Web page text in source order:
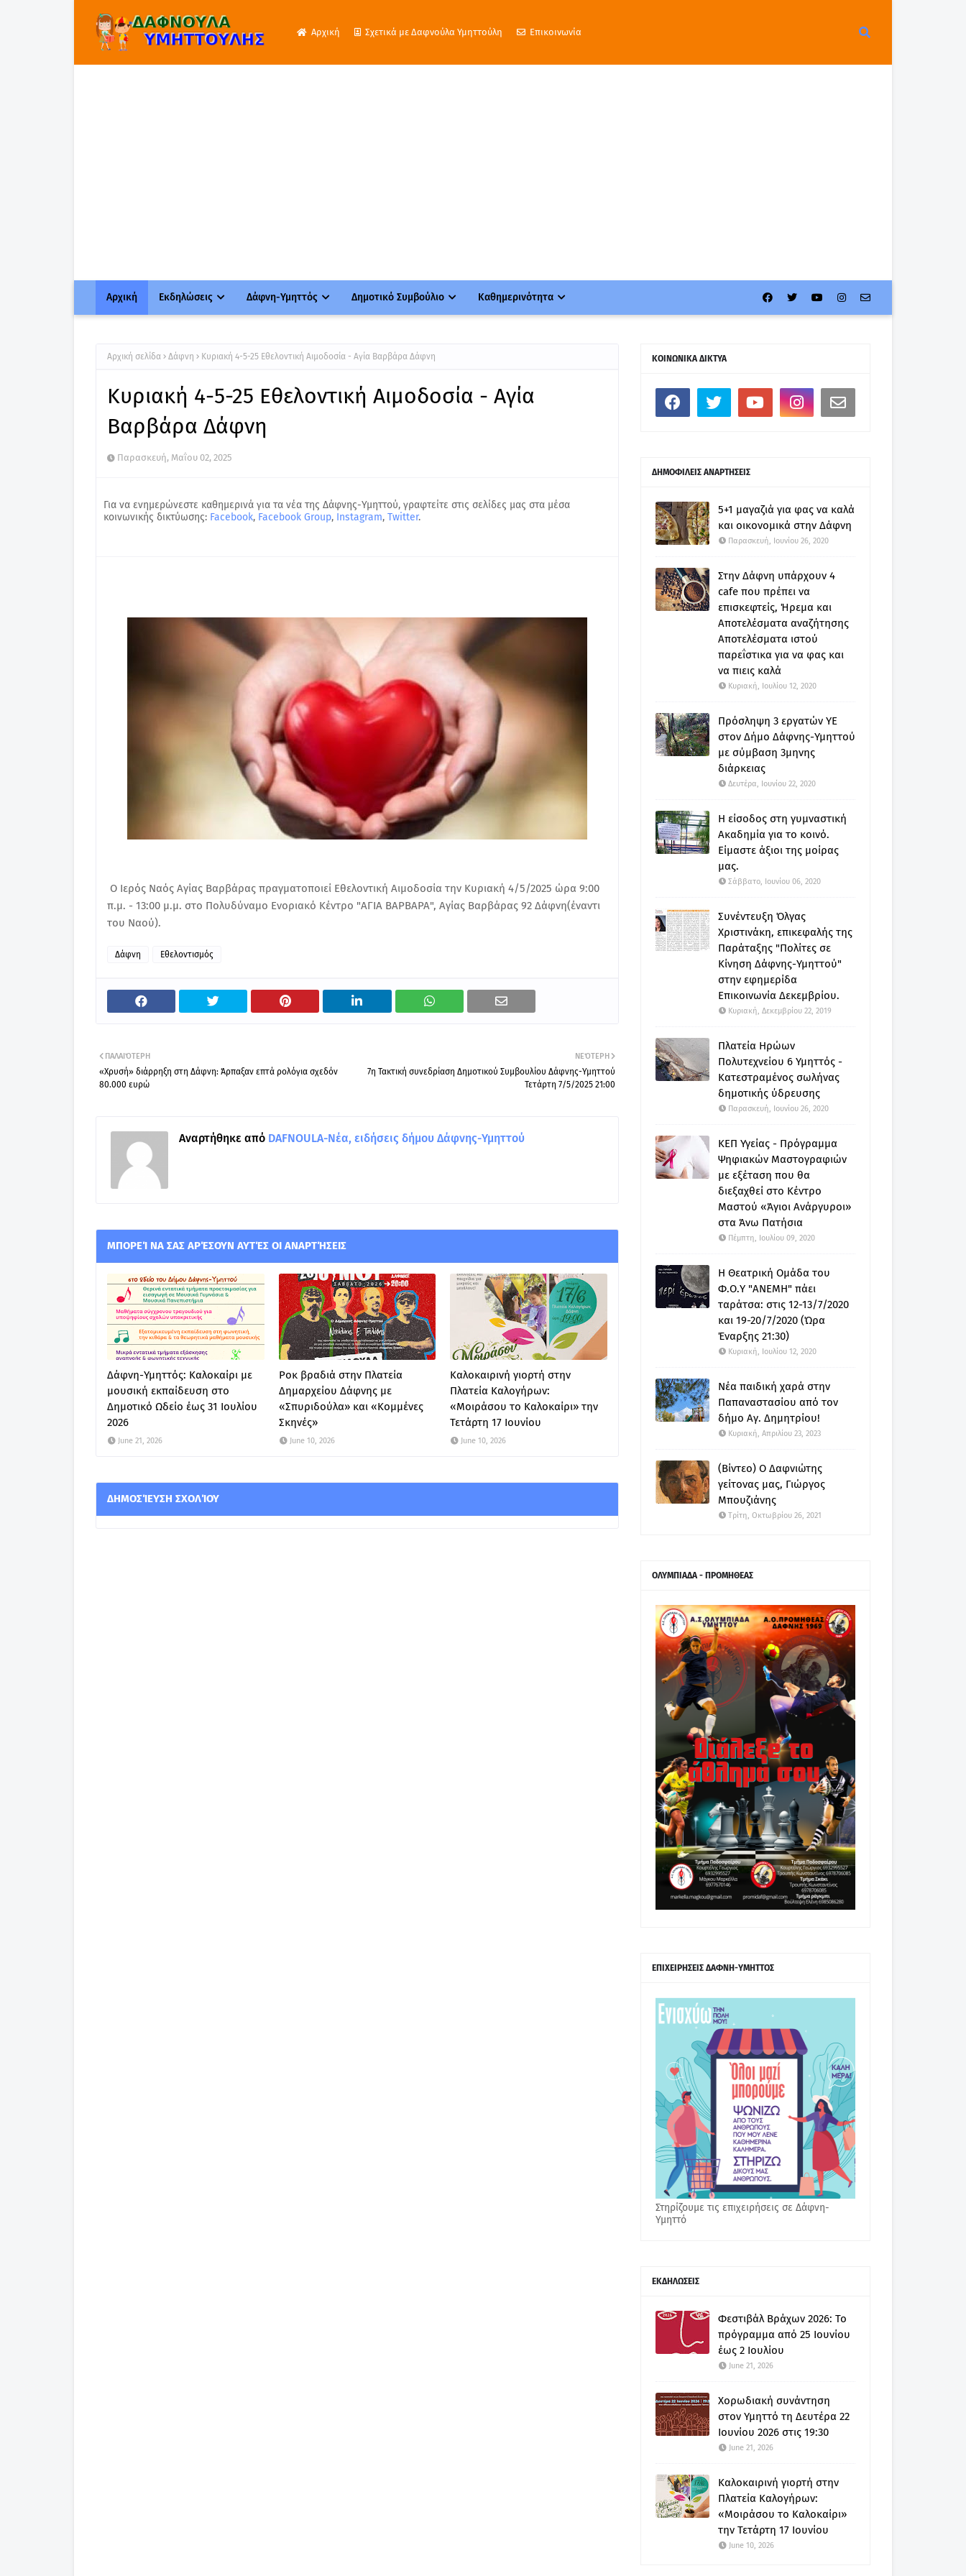
Αρχική Σχετικά με Δαφνούλα Υμηττούλη Επικοινωνία
Αρχική Εκδηλώσεις Δάφνη-Υμηττός Δημοτικό Συμβούλιο Καθημερινότητα
Αρχική σελίδα Δάφνη Κυριακή 4-5-25 Εθελοντική Αιμοδοσία - Αγία Βαρβάρα Δάφνη
Κυριακή 4-5-25 Εθελοντική Αιμοδοσία - Αγία
Βαρβάρα Δάφνη
Παρασκευή, Μαΐου 02, 2025
Για να ενημερώνεστε καθημερινά για τα νέα της Δάφνης-Υμηττού, γραφτείτε στις σελίδες μας στα μέσα
κοινωνικής δικτύωσης: Facebook, Facebook Group, Instagram, Twitter.
Ο Ιερός Ναός Αγίας Βαρβάρας πραγματοποιεί Εθελοντική Αιμοδοσία την Κυριακή 4/5/2025 ώρα 9:00
π.μ. - 13:00 μ.μ. στο Πολυδύναμο Ενοριακό Κέντρο "ΑΓΙΑ ΒΑΡΒΑΡΑ", Αγίας Βαρβάρας 92 Δάφνη(έναντι
του Ναού).
Δάφνη Εθελοντισμός
ΝΕΌΤΕΡΗ
7η Τακτική συνεδρίαση Δημοτικού Συμβουλίου Δάφνης-Υμηττού
Τετάρτη 7/5/2025 21:00
ΠΑΛΑΙΌΤΕΡΗ
«Χρυσή» διάρρηξη στη Δάφνη: Άρπαξαν επτά ρολόγια σχεδόν
80.000 ευρώ
Αναρτήθηκε από DAFNOULA-Νέα, ειδήσεις δήμου Δάφνης-Υμηττού
ΜΠΟΡΕΊ ΝΑ ΣΑΣ ΑΡΈΣΟΥΝ ΑΥΤΈΣ ΟΙ ΑΝΑΡΤΉΣΕΙΣ
Δάφνη-Υμηττός: Καλοκαίρι με
μουσική εκπαίδευση στο
Δημοτικό Ωδείο έως 31 Ιουλίου
2026
June 21, 2026
Ροκ βραδιά στην Πλατεία
Δημαρχείου Δάφνης με
«Σπυριδούλα» και «Κομμένες
Σκηνές»
June 10, 2026
Καλοκαιρινή γιορτή στην
Πλατεία Καλογήρων:
«Μοιράσου το Καλοκαίρι» την
Τετάρτη 17 Ιουνίου
June 10, 2026
ΔΗΜΟΣΊΕΥΣΗ ΣΧΟΛΊΟΥ
ΚΟΙΝΩΝΙΚΑ ΔΙΚΤΥΑ
ΔΗΜΟΦΙΛΕΙΣ ΑΝΑΡΤΗΣΕΙΣ
5+1 μαγαζιά για φας να καλά
και οικονομικά στην Δάφνη
Παρασκευή, Ιουνίου 26, 2020
Στην Δάφνη υπάρχουν 4
cafe που πρέπει να
επισκεφτείς, Ήρεμα και
Αποτελέσματα αναζήτησης
Αποτελέσματα ιστού
παρεΐστικα για να φας και
να πιεις καλά
Κυριακή, Ιουλίου 12, 2020
Πρόσληψη 3 εργατών ΥΕ
στον Δήμο Δάφνης-Υμηττού
με σύμβαση 3μηνης
διάρκειας
Δευτέρα, Ιουνίου 22, 2020
Η είσοδος στη γυμναστική
Ακαδημία για το κοινό.
Είμαστε άξιοι της μοίρας
μας.
Σάββατο, Ιουνίου 06, 2020
Συνέντευξη Όλγας
Χριστινάκη, επικεφαλής της
Παράταξης "Πολίτες σε
Κίνηση Δάφνης-Υμηττού"
στην εφημερίδα
Επικοινωνία Δεκεμβρίου.
Κυριακή, Δεκεμβρίου 22, 2019
Πλατεία Ηρώων
Πολυτεχνείου 6 Υμηττός -
Κατεστραμένος σωλήνας
δημοτικής ύδρευσης
Παρασκευή, Ιουνίου 26, 2020
ΚΕΠ Υγείας - Πρόγραμμα
Ψηφιακών Μαστογραφιών
με εξέταση που θα
διεξαχθεί στο Κέντρο
Μαστού «Άγιοι Ανάργυροι»
στα Άνω Πατήσια
Πέμπτη, Ιουλίου 09, 2020
Η Θεατρική Ομάδα του
Φ.Ο.Υ "ΑΝΕΜΗ" πάει
ταράτσα: στις 12-13/7/2020
και 19-20/7/2020 (Ώρα
Έναρξης 21:30)
Κυριακή, Ιουλίου 12, 2020
Νέα παιδική χαρά στην
Παπαναστασίου από τον
δήμο Αγ. Δημητρίου!
Κυριακή, Απριλίου 23, 2023
(Βίντεο) Ο Δαφνιώτης
γείτονας μας, Γιώργος
Μπουζιάνης
Τρίτη, Οκτωβρίου 26, 2021
ΟΛΥΜΠΙΑΔΑ - ΠΡΟΜΗΘΕΑΣ
ΕΠΙΧΕΙΡΗΣΕΙΣ ΔΑΦΝΗ-ΥΜΗΤΤΟΣ
Στηρίζουμε τις επιχειρήσεις σε Δάφνη-
Υμηττό
ΕΚΔΗΛΩΣΕΙΣ
Φεστιβάλ Βράχων 2026: Το
πρόγραμμα από 25 Ιουνίου
έως 2 Ιουλίου
June 21, 2026
Χορωδιακή συνάντηση
στον Υμηττό τη Δευτέρα 22
Ιουνίου 2026 στις 19:30
June 21, 2026
Καλοκαιρινή γιορτή στην
Πλατεία Καλογήρων:
«Μοιράσου το Καλοκαίρι»
την Τετάρτη 17 Ιουνίου
June 10, 2026